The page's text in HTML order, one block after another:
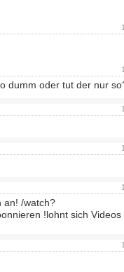
dumm oder tut der nur
an! /watch?
!lohnt sich Videos